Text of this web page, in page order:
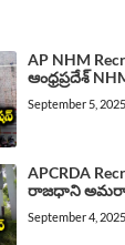
AP NHM
ఆంధ్రప్రదేశ్
September 5, 2025
APCRDA
రాజధాని
September 4, 2025